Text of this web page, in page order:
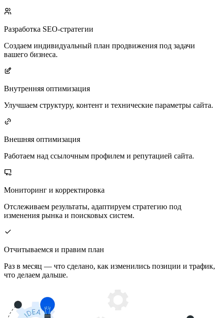
Разработка SEO-стратегии
Создаем индивидуальный план продвижения под задачи
вашего бизнеса.
Внутренняя оптимизация
Улучшаем структуру, контент и технические параметры сайта.
Внешняя оптимизация
Работаем над ссылочным профилем и репутацией сайта.
Мониторинг и корректировка
Отслеживаем результаты, адаптируем стратегию под
изменения рынка и поисковых систем.
Отчитываемся и правим план
Раз в месяц — что сделано, как изменились позиции и трафик,
что делаем дальше.